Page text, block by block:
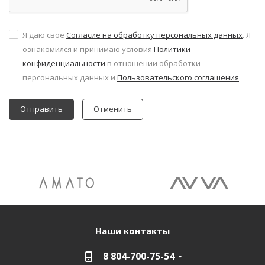
Я даю свое Согласие на обработку персональных данных. Я
ознакомился и принимаю условия Политики
конфиденциальности в отношении обработки
персональных данных и Пользовательского соглашения
Отменить
Наши контакты
8 804-700-75-54